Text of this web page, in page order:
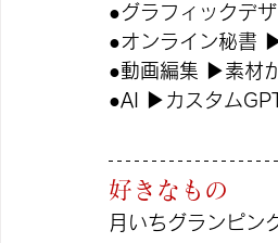
●グラフィックデ
●オンライン秘書
●動画編集 ▶︎素材
●AI ▶︎カスタム
好きなもの
月いちグランピン